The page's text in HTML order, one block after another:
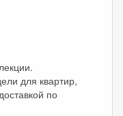
для квартир,
по